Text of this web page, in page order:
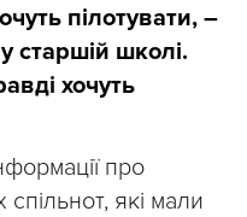
пілотувати, –
старшій школі.
хочуть
про
які мали